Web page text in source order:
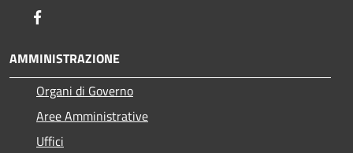
AMMINISTRAZIONE
Organi di Governo
Aree Amministrative
Uffici